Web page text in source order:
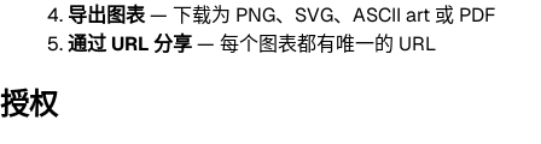
导出图表— 下载为 PNG、SVG、ASCII art 或 PDF
通过 URL 分享— 每个图表都有唯一的 URL
授权